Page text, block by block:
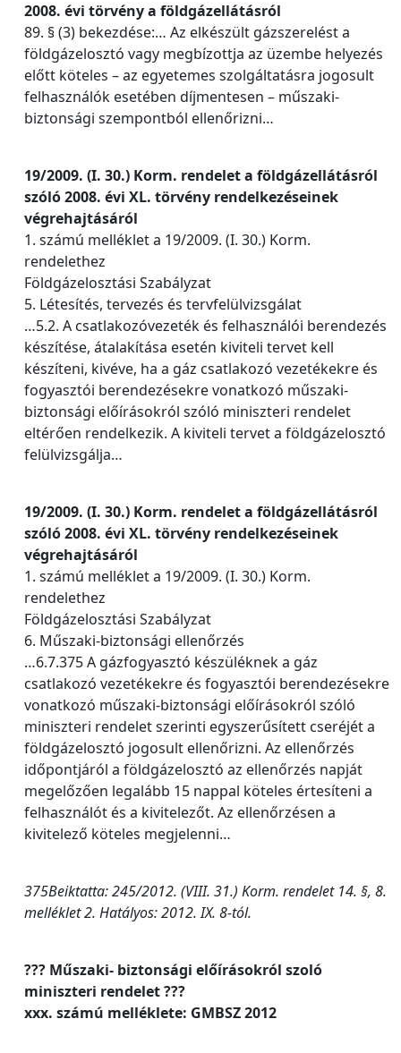
2008. évi törvény a földgázellátásról
89. § (3) bekezdése:… Az elkészült gázszerelést a
földgázelosztó vagy megbízottja az üzembe helyezés
előtt köteles – az egyetemes szolgáltatásra jogosult
felhasználók esetében díjmentesen – műszaki-
biztonsági szempontból ellenőrizni…
19/2009. (I. 30.) Korm. rendelet a földgázellátásról
szóló 2008. évi XL. törvény rendelkezéseinek
végrehajtásáról
1. számú melléklet a 19/2009. (I. 30.) Korm.
rendelethez
Földgázelosztási Szabályzat
5. Létesítés, tervezés és tervfelülvizsgálat
…5.2. A csatlakozóvezeték és felhasználói berendezés
készítése, átalakítása esetén kiviteli tervet kell
készíteni, kivéve, ha a gáz csatlakozó vezetékekre és
fogyasztói berendezésekre vonatkozó műszaki-
biztonsági előírásokról szóló miniszteri rendelet
eltérően rendelkezik. A kiviteli tervet a földgázelosztó
felülvizsgálja…
19/2009. (I. 30.) Korm. rendelet a földgázellátásról
szóló 2008. évi XL. törvény rendelkezéseinek
végrehajtásáról
1. számú melléklet a 19/2009. (I. 30.) Korm.
rendelethez
Földgázelosztási Szabályzat
6. Műszaki-biztonsági ellenőrzés
…6.7.375 A gázfogyasztó készüléknek a gáz
csatlakozó vezetékekre és fogyasztói berendezésekre
vonatkozó műszaki-biztonsági előírásokról szóló
miniszteri rendelet szerinti egyszerűsített cseréjét a
földgázelosztó jogosult ellenőrizni. Az ellenőrzés
időpontjáról a földgázelosztó az ellenőrzés napját
megelőzően legalább 15 nappal köteles értesíteni a
felhasználót és a kivitelezőt. Az ellenőrzésen a
kivitelező köteles megjelenni…
375Beiktatta: 245/2012. (VIII. 31.) Korm. rendelet 14. §, 8.
melléklet 2. Hatályos: 2012. IX. 8-tól.
??? Műszaki- biztonsági előírásokról szoló
miniszteri rendelet ???
xxx. számú melléklete: GMBSZ 2012